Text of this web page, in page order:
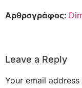
Αρθρογράφος:
Leave a Reply
Your email